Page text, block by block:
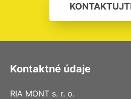
Kontaktné údaje
RIA MONT s. r. o.